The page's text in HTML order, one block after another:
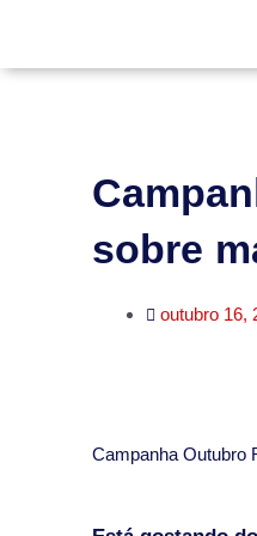
sobre
outubro 16,
​Campanha Outubro